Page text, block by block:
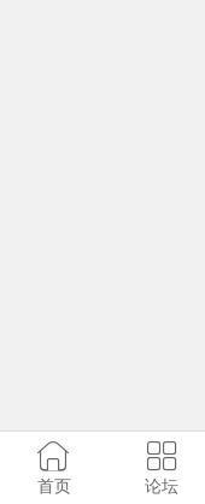
首页 论坛